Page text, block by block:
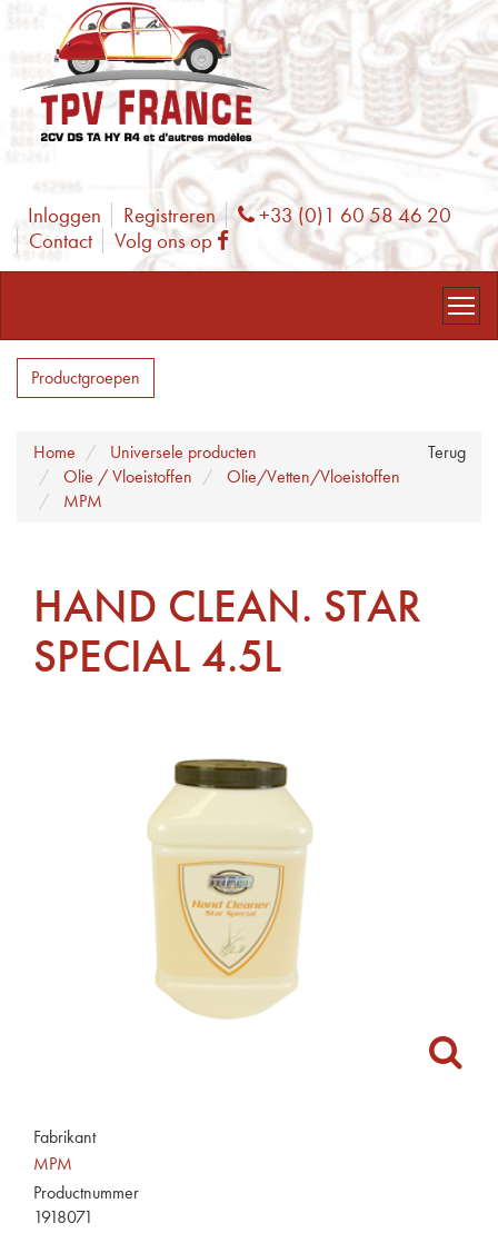
Inloggen Registreren Phone
+33 (0)1 60 58 46 20
Contact
Volg ons op Facebook
Productgroepen
Terug
Home
Universele producten
Olie / Vloeistoffen
Olie/Vetten/Vloeistoffen
MPM
HAND CLEAN. STAR
SPECIAL 4.5L
Fabrikant
MPM
Productnummer
1918071